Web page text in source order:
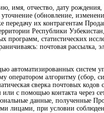
имя, отчество, дату
(обновление,
передачу их контрагентам
Республики
программ, статистических
почтовая рассылка,
автоматизированных систем
оператором алгоритму (сбор,
сверка почтовых кодов
с помощью контакта через
данные, полученные
лицами, при условии